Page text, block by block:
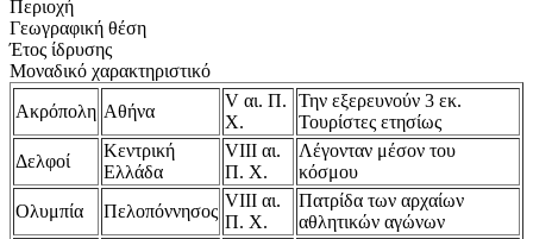
Περιοχή
Γεωγραφική θέση
Έτος ίδρυσης
Μοναδικό χαρακτηριστικό
Ακρόπολη Αθήνα
V αι. Π.
Χ.
Την εξερευνούν 3 εκ.
Τουρίστες ετησίως
Δελφοί
Κεντρική
Ελλάδα
VIII αι.
Π. Χ.
Λέγονταν μέσον του
κόσμου
Ολυμπία
Πελοπόννησος
VIII αι.
Π. Χ.
Πατρίδα των αρχαίων
αθλητικών αγώνων